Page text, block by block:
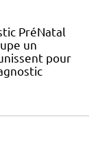
PréNatal
un
pour